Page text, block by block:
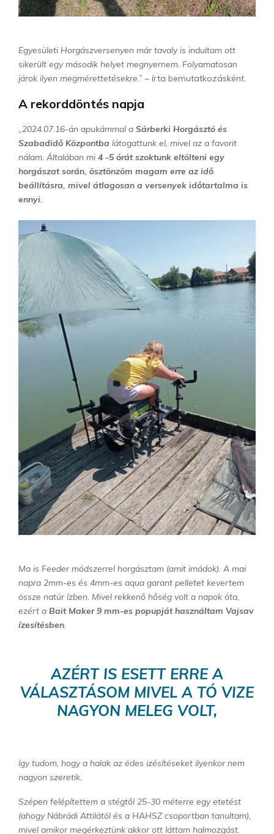
Egyesületi Horgászversenyen már tavaly is indultam ott
sikerült egy második helyet megnyernem. Folyamatosan
járok ilyen megmérettetésekre.” – írta bemutatkozásként.
A rekorddöntés napja
„2024.07.16-án apukámmal a Sárberki Horgásztó és
Szabadidő Központba látogattunk el, mivel az a favorit
nálam. Általában mi 4 -5 órát szoktunk eltölteni egy
horgászat során, ösztönzöm magam erre az idő
beállításra, mivel átlagosan a versenyek időtartalma is
ennyi.
Ma is Feeder módszerrel horgásztam (amit imádok). A mai
napra 2mm-es és 4mm-es aqua garant pelletet kevertem
össze natúr ízben. Mivel rekkenő hőség volt a napok óta,
ezért a Bait Maker 9 mm-es popupját használtam Vajsav
ízesítésben.
AZÉRT IS ESETT ERRE A
VÁLASZTÁSOM MIVEL A TÓ VIZE
NAGYON MELEG VOLT,
így tudom, hogy a halak az édes izésítéseket ilyenkor nem
nagyon szeretik.
Szépen felépítettem a stégtől 25-30 méterre egy etetést
(ahogy Nábrádi Attilától és a HAHSZ csoportban tanultam),
mivel amikor megérkeztünk akkor ott láttam halmozgást.